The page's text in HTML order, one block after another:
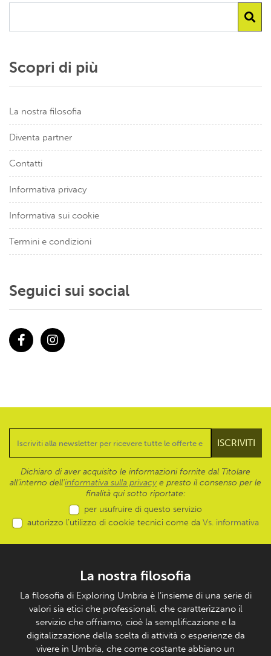
Scopri di più
La nostra filosofia
Diventa partner
Contatti
Informativa privacy
Informativa sui cookie
Termini e condizioni
Seguici sui social
Dichiaro di aver acquisito le informazioni fornite dal Titolare
all’interno dell'informativa sulla privacy e presto il consenso per le
finalità qui sotto riportate:
per usufruire di questo servizio
autorizzo l’utilizzo di cookie tecnici come da Vs. informativa
La nostra filosofia
La filosofia di Exploring Umbria è l’insieme di una serie di
valori sia etici che professionali, che caratterizzano il
servizio che offriamo, cioè la semplificazione e la
digitalizzazione della scelta di attività o esperienze da
vivere in Umbria, che come costante abbiano un